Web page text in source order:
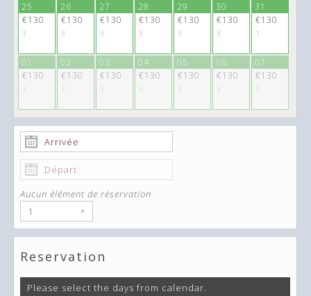
25
€130
3
26
€130
3
27
€130
3
28
€130
3
29
€130
3
30
€130
3
31
€130
1
01
€130
3
02
€130
3
03
€130
3
04
€130
3
05
€130
3
06
€130
3
07
€130
1
Aucun élément de réservation
1
▾
Reservation
Please select the days from calendar.